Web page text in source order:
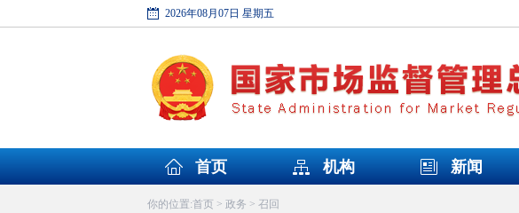
2026年08月07日 星期五
首页 机构 新闻
你的位置:首页> 政务 > 召回